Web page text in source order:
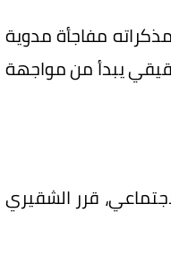
مفاجأة مدوية
يبدأ من مواجهة
قرر الشقيري